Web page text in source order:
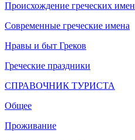
Происхождение греческих имен
Современные греческие имена
Нравы и быт Греков
Греческие праздники
СПРАВОЧНИК ТУРИСТА
Общее
Проживание